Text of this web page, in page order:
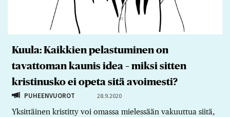
Kuula: Kaikkien pelastuminen on
tavattoman kaunis idea – miksi sitten
kristinusko ei opeta sitä avoimesti?
PUHEENVUOROT 28.9.2020
Yksittäinen kristitty voi omassa mielessään vakuuttua siitä,